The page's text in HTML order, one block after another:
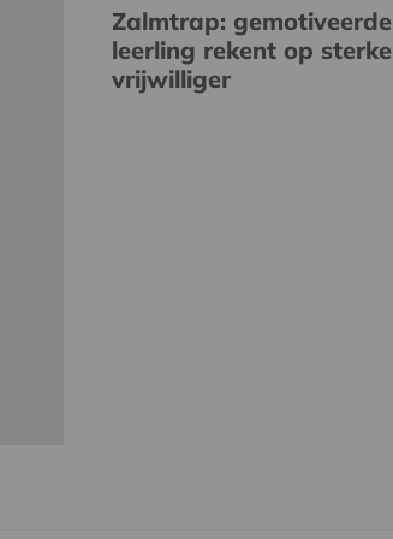
Zalmtrap: gemotiveerde
leerling rekent op sterke
vrijwilliger